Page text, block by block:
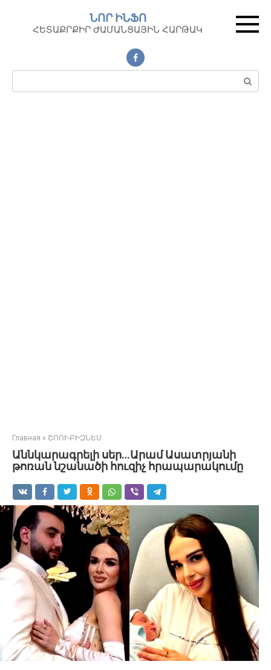
контенту
ՆՈՐ ԻՆՖՈ
ՀԵՏԱՔՐՔԻՐ ԺԱՄԱՆՑԱՅԻՆ ՀԱՐԹԱԿ
Поиск:
Главная » ՇՈՈՒ-ԲԻԶՆԵՍ
Աննկարագրելի սեր…Արամ Ասատրյանի
թոռան նշանածի հուզիչ հրապարակումը